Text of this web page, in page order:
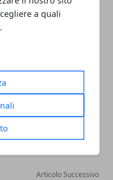
a quali
locatorecome si
Articolo Successivo